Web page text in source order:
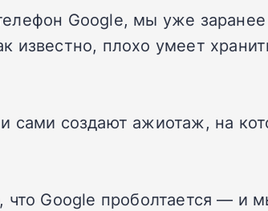
Google, мы уже
известно, плохо умеет
сами создают ажиотаж, на
Google проболтается — и